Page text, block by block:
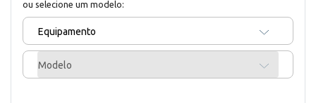
ou selecione um modelo:
Equipamento
Modelo